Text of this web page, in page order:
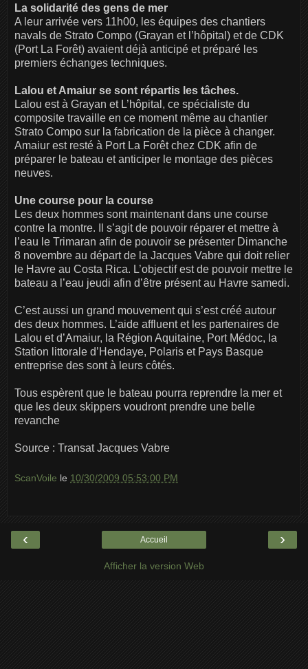
La solidarité des gens de mer
A leur arrivée vers 11h00, les équipes des chantiers
navals de Strato Compo (Grayan et l’hôpital) et de CDK
(Port La Forêt) avaient déjà anticipé et préparé les
premiers échanges techniques.
Lalou et Amaiur se sont répartis les tâches.
Lalou est à Grayan et L’hôpital, ce spécialiste du
composite travaille en ce moment même au chantier
Strato Compo sur la fabrication de la pièce à changer.
Amaiur est resté à Port La Forêt chez CDK afin de
préparer le bateau et anticiper le montage des pièces
neuves.
Une course pour la course
Les deux hommes sont maintenant dans une course
contre la montre. Il s’agit de pouvoir réparer et mettre à
l’eau le Trimaran afin de pouvoir se présenter Dimanche
8 novembre au départ de la Jacques Vabre qui doit relier
le Havre au Costa Rica. L’objectif est de pouvoir mettre le
bateau a l’eau jeudi afin d’être présent au Havre samedi.
C’est aussi un grand mouvement qui s’est créé autour
des deux hommes. L’aide affluent et les partenaires de
Lalou et d’Amaiur, la Région Aquitaine, Port Médoc, la
Station littorale d’Hendaye, Polaris et Pays Basque
entreprise des sont à leurs côtés.
Tous espèrent que le bateau pourra reprendre la mer et
que les deux skippers voudront prendre une belle
revanche
Source : Transat Jacques Vabre
ScanVoile le 10/30/2009 05:53:00 PM
‹ ›
Accueil
Afficher la version Web